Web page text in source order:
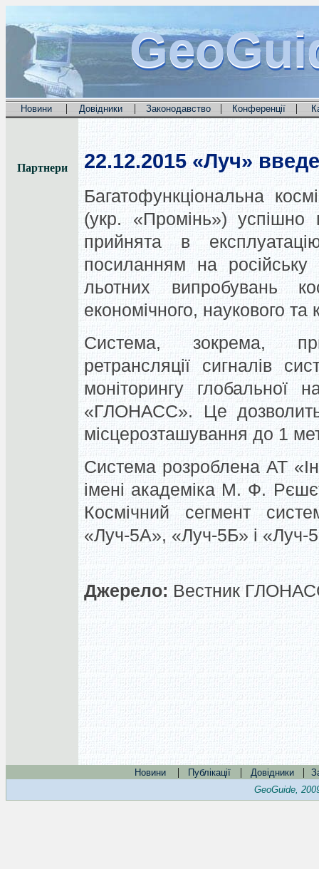
Новини | Довідники | Законодавство | Конференції |
Партнери 22.12.2015 «Луч»
Багатофункціональна
(укр. «Промінь»)
прийнята в
посиланням на
льотних випробувань
економічного, наукового
Система, зокрема,
ретрансляції сигналів
моніторингу глобальної
«ГЛОНАСС». Це дозволить
місцерозташування до 1
Система розроблена АТ
імені академіка М. Ф.
Космічний сегмент
«Луч-5А», «Луч-5Б» і «Луч-
Джерело: Вестник
Новини | Публікації | Довідники |
GeoGuide,